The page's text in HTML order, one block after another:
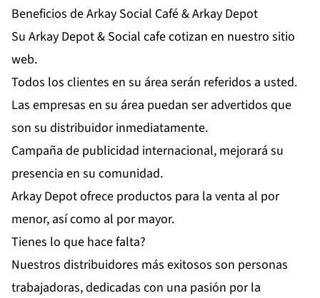
Beneficios de Arkay Social Café & Arkay Depot
Su Arkay Depot & Social cafe cotizan en nuestro sitio
web.
Todos los clientes en su área serán referidos a usted.
Las empresas en su área puedan ser advertidos que
son su distribuidor inmediatamente.
Campaña de publicidad internacional, mejorará su
presencia en su comunidad.
Arkay Depot ofrece productos para la venta al por
menor, así como al por mayor.
Tienes lo que hace falta?
Nuestros distribuidores más exitosos son personas
trabajadoras, dedicadas con una pasión por la